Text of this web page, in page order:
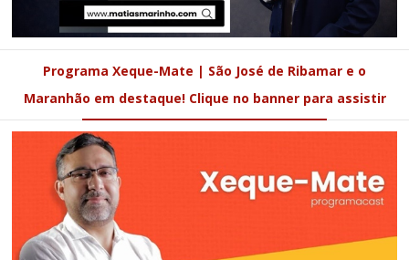
Programa Xeque-Mate | São José de Ribamar e o
Maranhão em destaque! Clique no banner para assistir